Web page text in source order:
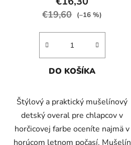
€19,60 (–16 %)
DO KOŠÍKA
Štýlový a praktický mušelínový
detský overal pre chlapcov v
horčicovej farbe oceníte najmä v
horúcom letnom počasí. Mušelín